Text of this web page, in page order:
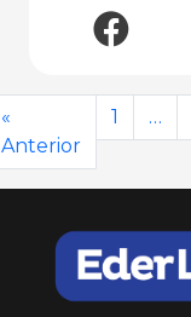
«
Anterior
1 …